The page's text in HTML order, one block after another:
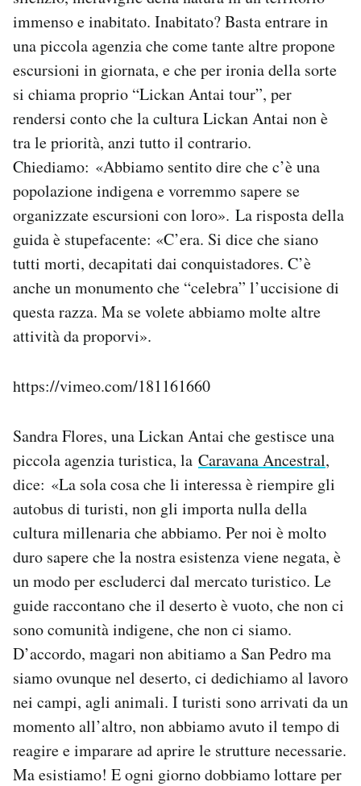
immenso e inabitato. Inabitato? Basta entrare in
una piccola agenzia che come tante altre propone
escursioni in giornata, e che per ironia della sorte
si chiama proprio “Lickan Antai tour”, per
rendersi conto che la cultura Lickan Antai non è
tra le priorità, anzi tutto il contrario.
Chiediamo: «Abbiamo sentito dire che c’è una
popolazione indigena e vorremmo sapere se
organizzate escursioni con loro». La risposta della
guida è stupefacente: «C’era. Si dice che siano
tutti morti, decapitati dai conquistadores. C’è
anche un monumento che “celebra” l’uccisione di
questa razza. Ma se volete abbiamo molte altre
attività da proporvi».
https://vimeo.com/181161660
Sandra Flores, una Lickan Antai che gestisce una
piccola agenzia turistica, la Caravana Ancestral,
dice: «La sola cosa che li interessa è riempire gli
autobus di turisti, non gli importa nulla della
cultura millenaria che abbiamo. Per noi è molto
duro sapere che la nostra esistenza viene negata, è
un modo per escluderci dal mercato turistico. Le
guide raccontano che il deserto è vuoto, che non ci
sono comunità indigene, che non ci siamo.
D’accordo, magari non abitiamo a San Pedro ma
siamo ovunque nel deserto, ci dedichiamo al lavoro
nei campi, agli animali. I turisti sono arrivati da un
momento all’altro, non abbiamo avuto il tempo di
reagire e imparare ad aprire le strutture necessarie.
Ma esistiamo! E ogni giorno dobbiamo lottare per